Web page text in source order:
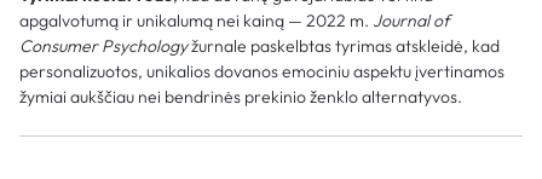
apgalvotumą ir unikalumą nei kainą — 2022 m. Journal of
Consumer Psychologyžurnale paskelbtas tyrimas atskleidė, kad
personalizuotos, unikalios dovanos emociniu aspektu įvertinamos
žymiai aukščiau nei bendrinės prekinio ženklo alternatyvos.